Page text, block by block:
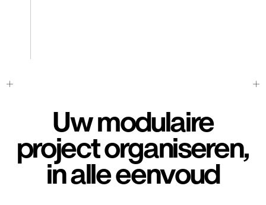
Uw modulaire
project organiseren,
in alle eenvoud